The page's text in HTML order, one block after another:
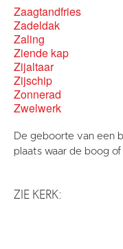
Zaagtandfries
Zadeldak
Zaling
Ziende kap
Zijaltaar
Zijschip
Zonnerad
Zwelwerk
De geboorte van een
plaats waar de boog
ZIE KERK: